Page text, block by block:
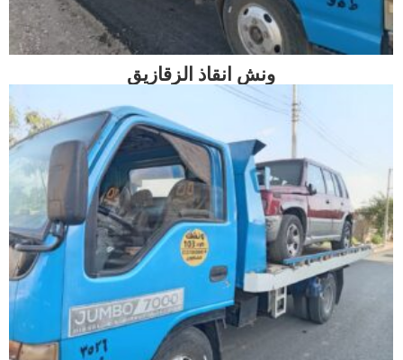
ونش انقاذ الزقازيق